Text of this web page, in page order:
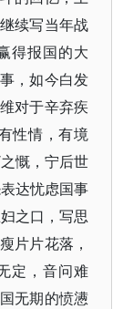
续写当年战
得报国的大
，如今白发
对于辛弃疾
性情，有境
慨，宁后世
达忧虑国事
之口，写思
片片花落，
定，音问难
无期的愤懑